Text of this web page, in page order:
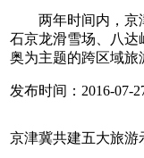
两年时间内，京津
石京龙滑雪场、八达
奥为主题的跨区域旅
发布时间： 2016-07-
京津冀共建五大旅游